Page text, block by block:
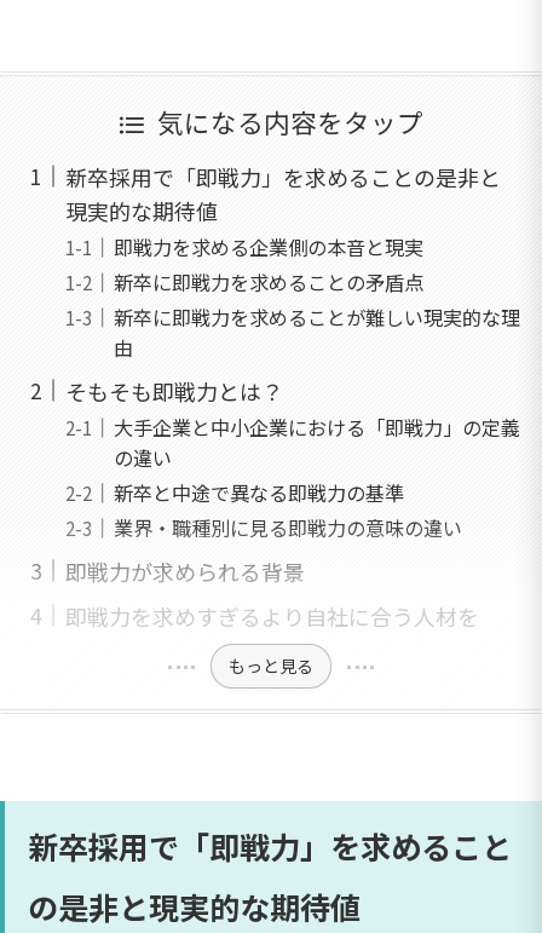
気になる内容をタップ
新卒採用で「即戦力」を求めることの是非と
現実的な期待値
即戦力を求める企業側の本音と現実
新卒に即戦力を求めることの矛盾点
新卒に即戦力を求めることが難しい現実的な理
由
そもそも即戦力とは？
大手企業と中小企業における「即戦力」の定義
の違い
新卒と中途で異なる即戦力の基準
業界・職種別に見る即戦力の意味の違い
即戦力が求められる背景
即戦力を求めすぎるより自社に合う人材を
もっと見る
新卒採用で「即戦力」を求めること
の是非と現実的な期待値